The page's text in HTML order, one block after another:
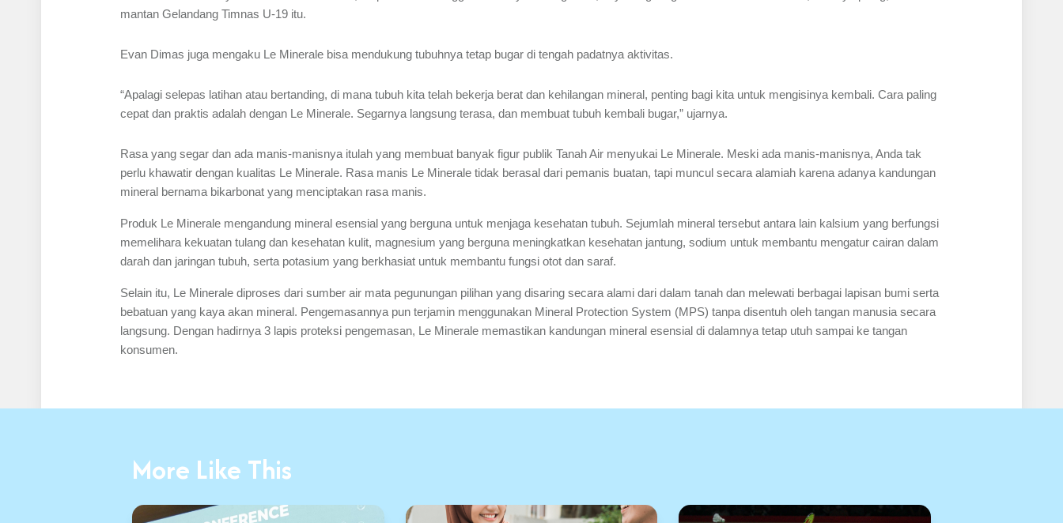
mantan Gelandang Timnas U-19 itu.
Evan Dimas juga mengaku Le Minerale bisa mendukung tubuhnya tetap bugar di tengah padatnya aktivitas.
“Apalagi selepas latihan atau bertanding, di mana tubuh kita telah bekerja berat dan kehilangan mineral, penting bagi kita untuk mengisinya kembali. Cara paling
cepat dan praktis adalah dengan Le Minerale. Segarnya langsung terasa, dan membuat tubuh kembali bugar,” ujarnya.
Rasa yang segar dan ada manis-manisnya itulah yang membuat banyak figur publik Tanah Air menyukai Le Minerale. Meski ada manis-manisnya, Anda tak
perlu khawatir dengan kualitas Le Minerale. Rasa manis Le Minerale tidak berasal dari pemanis buatan, tapi muncul secara alamiah karena adanya kandungan
mineral bernama bikarbonat yang menciptakan rasa manis.
Produk Le Minerale mengandung mineral esensial yang berguna untuk menjaga kesehatan tubuh. Sejumlah mineral tersebut antara lain kalsium yang berfungsi
memelihara kekuatan tulang dan kesehatan kulit, magnesium yang berguna meningkatkan kesehatan jantung, sodium untuk membantu mengatur cairan dalam
darah dan jaringan tubuh, serta potasium yang berkhasiat untuk membantu fungsi otot dan saraf.
Selain itu, Le Minerale diproses dari sumber air mata pegunungan pilihan yang disaring secara alami dari dalam tanah dan melewati berbagai lapisan bumi serta
bebatuan yang kaya akan mineral. Pengemasannya pun terjamin menggunakan Mineral Protection System (MPS) tanpa disentuh oleh tangan manusia secara
langsung. Dengan hadirnya 3 lapis proteksi pengemasan, Le Minerale memastikan kandungan mineral esensial di dalamnya tetap utuh sampai ke tangan
konsumen.
More Like This